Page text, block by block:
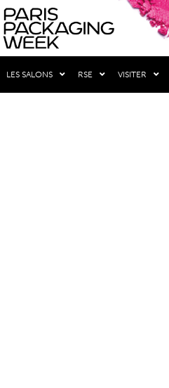
LES SALONS RSE VISITER